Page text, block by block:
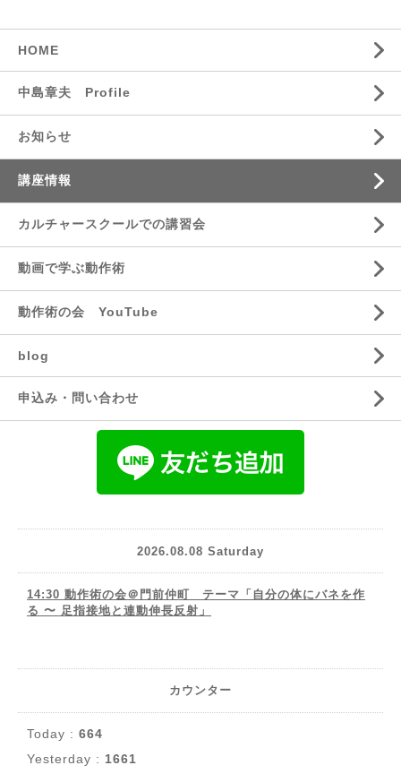
HOME
中島章夫 Profile
お知らせ
講座情報
カルチャースクールでの講習会
動画で学ぶ動作術
動作術の会 YouTube
blog
申込み・問い合わせ
2026.08.08 Saturday
14:30 動作術の会＠門前仲町 テーマ「自分の体にバネを作
る 〜 足指接地と連動伸長反射」
カウンター
Today : 664
Yesterday : 1661